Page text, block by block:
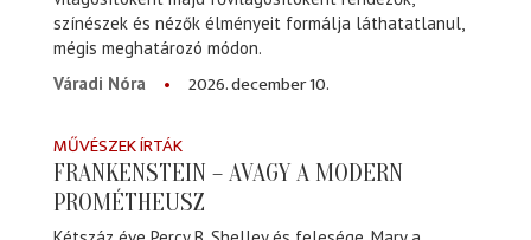
színészek és nézők élményeit formálja láthatatlanul,
mégis meghatározó módon.
Váradi Nóra
2026. december 10.
MŰVÉSZEK ÍRTÁK
FRANKENSTEIN – AVAGY A MODERN
PROMÉTHEUSZ